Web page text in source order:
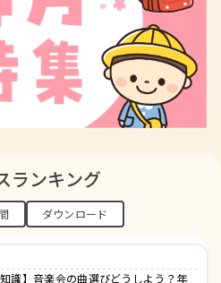
ランキング
ダウンロード
知識】音楽会の曲選びどうしよう？年